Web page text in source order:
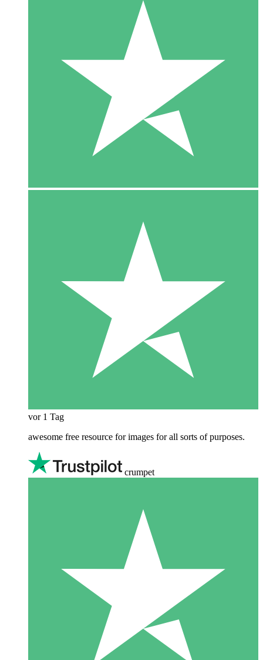
vor 1 Tag
awesome free resource for images for all sorts of purposes.
crumpet